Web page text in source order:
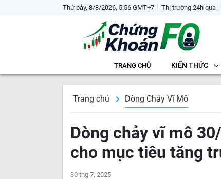
Thứ bảy, 8/8/2026, 5:56 GMT+7 Thị trường 24h qua
TRANG CHỦ KIẾN THỨC
Trang chủ Dòng Chảy Vĩ Mô
Dòng chảy vĩ mô
cho mục tiêu tăng
30 thg 7, 2025